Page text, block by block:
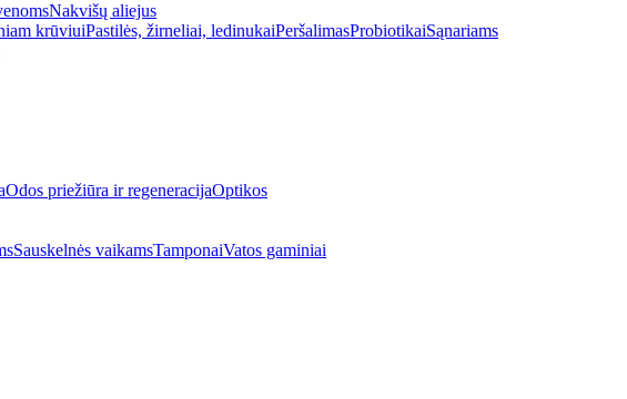
Nakvišų aliejus
krūviuiPastilės, žirneliai, ledinukaiPeršalimasProbiotikaiSąnariams
Odos priežiūra ir regeneracijaOptikos
Sauskelnės vaikamsTamponaiVatos gaminiai